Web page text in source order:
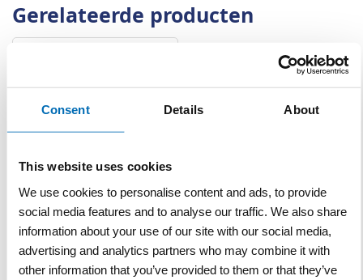
Consent Details About
This website uses cookies
We use cookies to personalise content and ads, to provide
social media features and to analyse our traffic. We also share
information about your use of our site with our social media,
advertising and analytics partners who may combine it with
other information that you’ve provided to them or that they’ve
Gerelateerde producten
Verkeersdrempel
zwart/geel reflectie lengte
1,80 m
VERLANGLIJST
VERGELIJKEN
Artnr w1920 excl. btw